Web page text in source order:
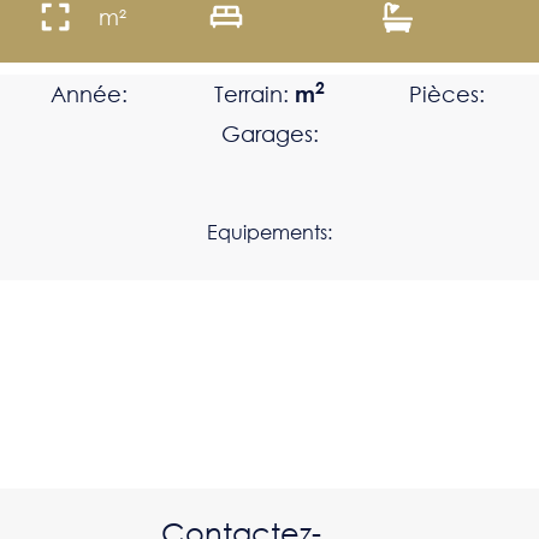
m²
Année: Terrain: m2
Pièces:
Garages:
Equipements: